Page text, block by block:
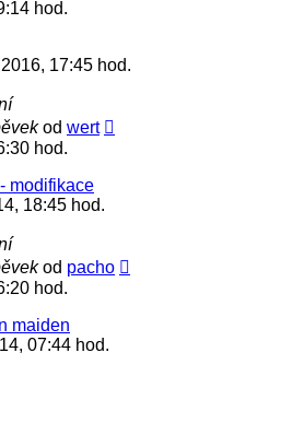
hod.
17:45 hod.
od wert
hod.
modifikace
18:45 hod.
od pacho
hod.
maiden
07:44 hod.